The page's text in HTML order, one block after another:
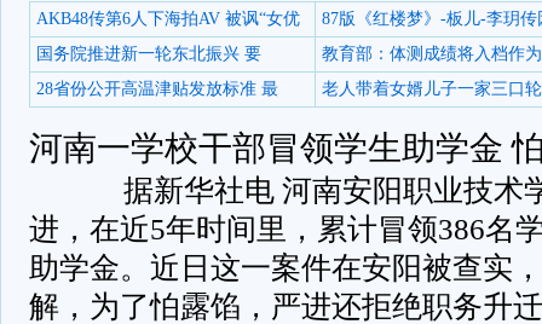
AKB48传第6人下海拍AV 被讽“女优
87版《红楼梦》-板儿-李玥传
国务院推进新一轮东北振兴 要
教育部：体测成绩将入档作
28省份公开高温津贴发放标准 最
老人带着女婿儿子一家三口
河南一学校干部冒领学生助学金
据新华社电 河南安阳职业技术
进，在近5年时间里，累计冒领386名
助学金。近日这一案件在安阳被查实
解，为了怕露馅，严进还拒绝职务升